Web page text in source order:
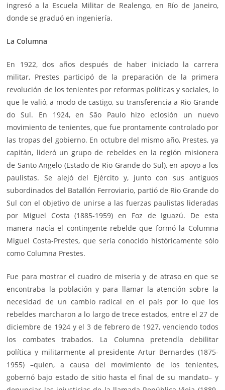
ingresó a la Escuela Militar de Realengo, en Río de Janeiro,
donde se graduó en ingeniería.
La Columna
En 1922, dos años después de haber iniciado la carrera
militar, Prestes participó de la preparación de la primera
revolución de los tenientes por reformas políticas y sociales, lo
que le valió, a modo de castigo, su transferencia a Rio Grande
do Sul. En 1924, en São Paulo hizo eclosión un nuevo
movimiento de tenientes, que fue prontamente controlado por
las tropas del gobierno. En octubre del mismo año, Prestes, ya
capitán, lideró un grupo de rebeldes en la región misionera
de Santo Angelo (Estado de Rio Grande do Sul), en apoyo a los
paulistas. Se alejó del Ejército y, junto con sus antiguos
subordinados del Batallón Ferroviario, partió de Rio Grande do
Sul con el objetivo de unirse a las fuerzas paulistas lideradas
por Miguel Costa (1885-1959) en Foz de Iguazú. De esta
manera nacía el contingente rebelde que formó la Columna
Miguel Costa-Prestes, que sería conocido históricamente sólo
como Columna Prestes.
Fue para mostrar el cuadro de miseria y de atraso en que se
encontraba la población y para llamar la atención sobre la
necesidad de un cambio radical en el país por lo que los
rebeldes marcharon a lo largo de trece estados, entre el 27 de
diciembre de 1924 y el 3 de febrero de 1927, venciendo todos
los combates trabados. La Columna pretendía debilitar
política y militarmente al presidente Artur Bernardes (1875-
1955) –quien, a causa del movimiento de los tenientes,
gobernó bajo estado de sitio hasta el final de su mandato– y